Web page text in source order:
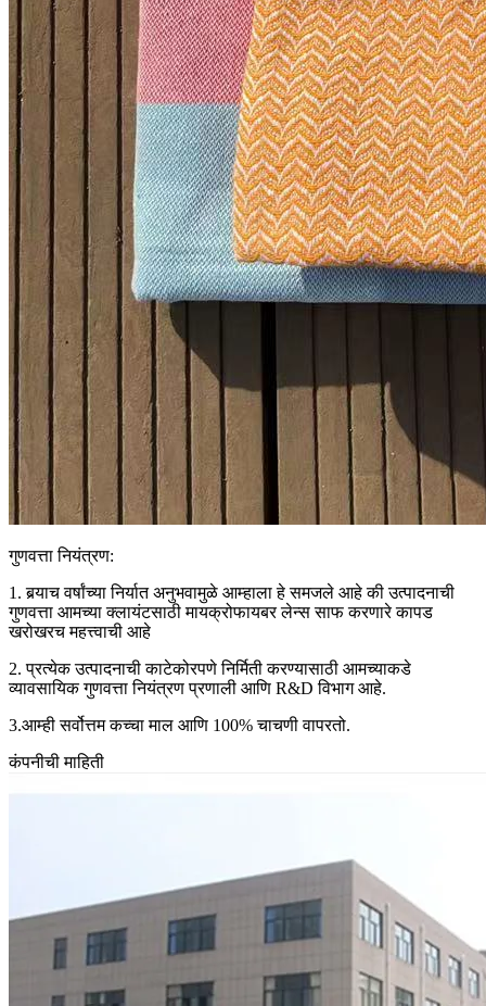
गुणवत्ता नियंत्रण:
1. बर्‍याच वर्षांच्या निर्यात अनुभवामुळे आम्हाला हे समजले आहे की उत्पादनाची
गुणवत्ता आमच्या क्लायंटसाठी मायक्रोफायबर लेन्स साफ करणारे कापड
खरोखरच महत्त्वाची आहे
2. प्रत्येक उत्पादनाची काटेकोरपणे निर्मिती करण्यासाठी आमच्याकडे
व्यावसायिक गुणवत्ता नियंत्रण प्रणाली आणि R&D विभाग आहे.
3.आम्ही सर्वोत्तम कच्चा माल आणि 100% चाचणी वापरतो.
कंपनीची माहिती